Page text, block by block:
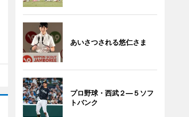
あいさつされる悠仁さま
プロ野球・西武２―５ソフ
トバンク